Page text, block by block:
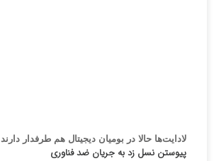
لادایت‌ها حالا در بومیان دیجیتال هم طرفدار دارند
پیوستن نسل زد به جریان ضد فناوری